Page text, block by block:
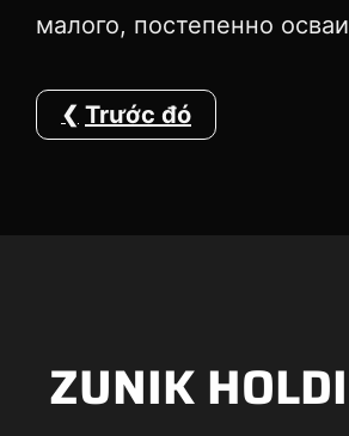
малого, постепенно
Trước đó
ZUNIK